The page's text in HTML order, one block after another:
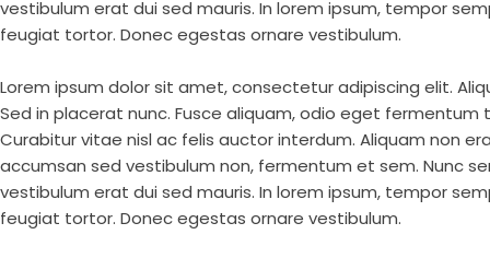
vestibulum erat dui sed mauris. In lorem ipsum, tempor
feugiat tortor. Donec egestas ornare vestibulum.
Lorem ipsum dolor sit amet, consectetur adipiscing elit.
Sed in placerat nunc. Fusce aliquam, odio eget fermentum
Curabitur vitae nisl ac felis auctor interdum. Aliquam non
accumsan sed vestibulum non, fermentum et sem. Nunc
vestibulum erat dui sed mauris. In lorem ipsum, tempor
feugiat tortor. Donec egestas ornare vestibulum.